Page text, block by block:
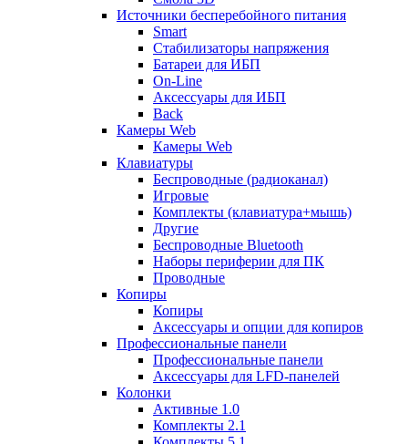
Источники бесперебойного питания
Smart
Стабилизаторы напряжения
Батареи для ИБП
On-Line
Аксессуары для ИБП
Back
Камеры Web
Камеры Web
Клавиатуры
Беспроводные (радиоканал)
Игровые
Комплекты (клавиатура+мышь)
Другие
Беспроводные Bluetooth
Наборы периферии для ПК
Проводные
Копиры
Копиры
Аксессуары и опции для копиров
Профессиональные панели
Профессиональные панели
Аксессуары для LFD-панелей
Колонки
Активные 1.0
Комплекты 2.1